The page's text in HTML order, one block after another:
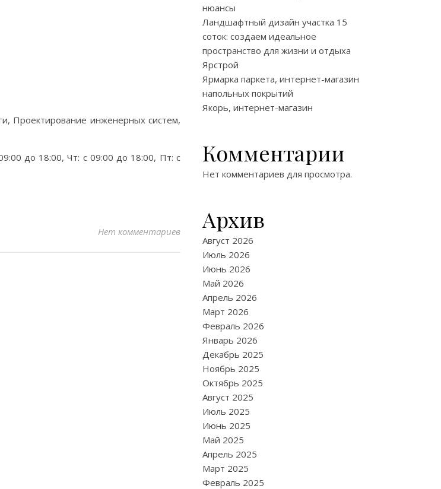
Проектирование инженерных систем,
до 18:00, Чт: с 09:00 до 18:00, Пт: с
Нет комментариев
нюансы
Ландшафтный дизайн участка 15
соток: создаем идеальное
пространство для жизни и отдыха
Ярстрой
Ярмарка паркета, интернет-магазин
напольных покрытий
Якорь, интернет-магазин
Комментарии
Нет комментариев для просмотра.
Архив
Август 2026
Июль 2026
Июнь 2026
Май 2026
Апрель 2026
Март 2026
Февраль 2026
Январь 2026
Декабрь 2025
Ноябрь 2025
Октябрь 2025
Август 2025
Июль 2025
Июнь 2025
Май 2025
Апрель 2025
Март 2025
Февраль 2025